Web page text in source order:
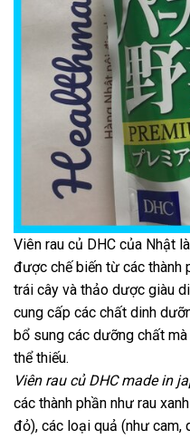
Viên rau củ DHC của Nhật
được chế biến từ các thành
trái cây và thảo dược giàu
cung cấp các chất dinh
bổ sung các dưỡng chất
thể thiếu.
Viên rau củ DHC made in
các thành phần như rau
đỏ), các loại quả (như cam,